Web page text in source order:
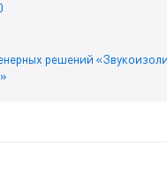
решений